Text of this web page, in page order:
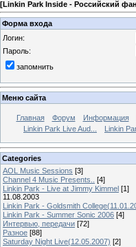
[Linkin Park Inside - Российский
Форма входа
Логин:
Пароль:
запомнить
Меню сайта
Главная Форум Информация
Linkin Park Live Aud...
Linkin
Categories
AOL Music Sessions [3]
Channel 4 Music Presents..
[4]
Linkin Park - Live at Jimmy Kimmel [1]
11.08.2003
Linkin Park - Goldsmith
Linkin Park - Summer Sonic 2006 [4]
Интервью, передачи [72]
Разное [88]
Saturday Night Live(12.05.2007) [2]